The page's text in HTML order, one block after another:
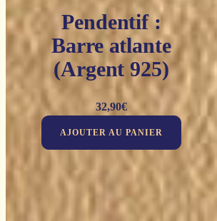
Pendentif :
Barre atlante
(Argent 925)
32,90€
AJOUTER AU PANIER